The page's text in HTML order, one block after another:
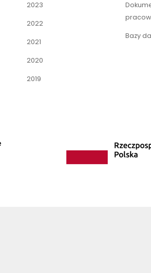
2023
2022
2021
2020
2019
Bazy